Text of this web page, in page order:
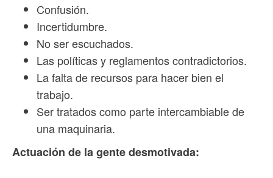
Confusión.
Incertidumbre.
No ser escuchados.
Las políticas y reglamentos contradictorios.
La falta de recursos para hacer bien el
trabajo.
Ser tratados como parte intercambiable de
una maquinaria.
Actuación de la gente desmotivada: